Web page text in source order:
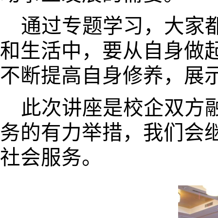
通过专题学习，大家
和生活中，要从自身做
不断提高自身修养，展
此次讲座是校企双方
务的有力举措，我们会
社会服务。